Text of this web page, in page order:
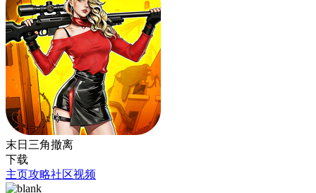
末日三角撤离
下载
主页攻略社区视频